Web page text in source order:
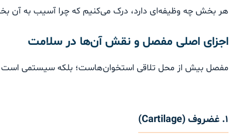
هر بخش چه وظیفه‌ای دارد، درک می‌کنیم که چرا آسیب به آن
اجزای اصلی مفصل و نقش آن‌ها در سلامت
مفصل بیش از محل تلاقی استخوان‌هاست؛ بلکه سیستمی
۱. غضروف (Cartilage)